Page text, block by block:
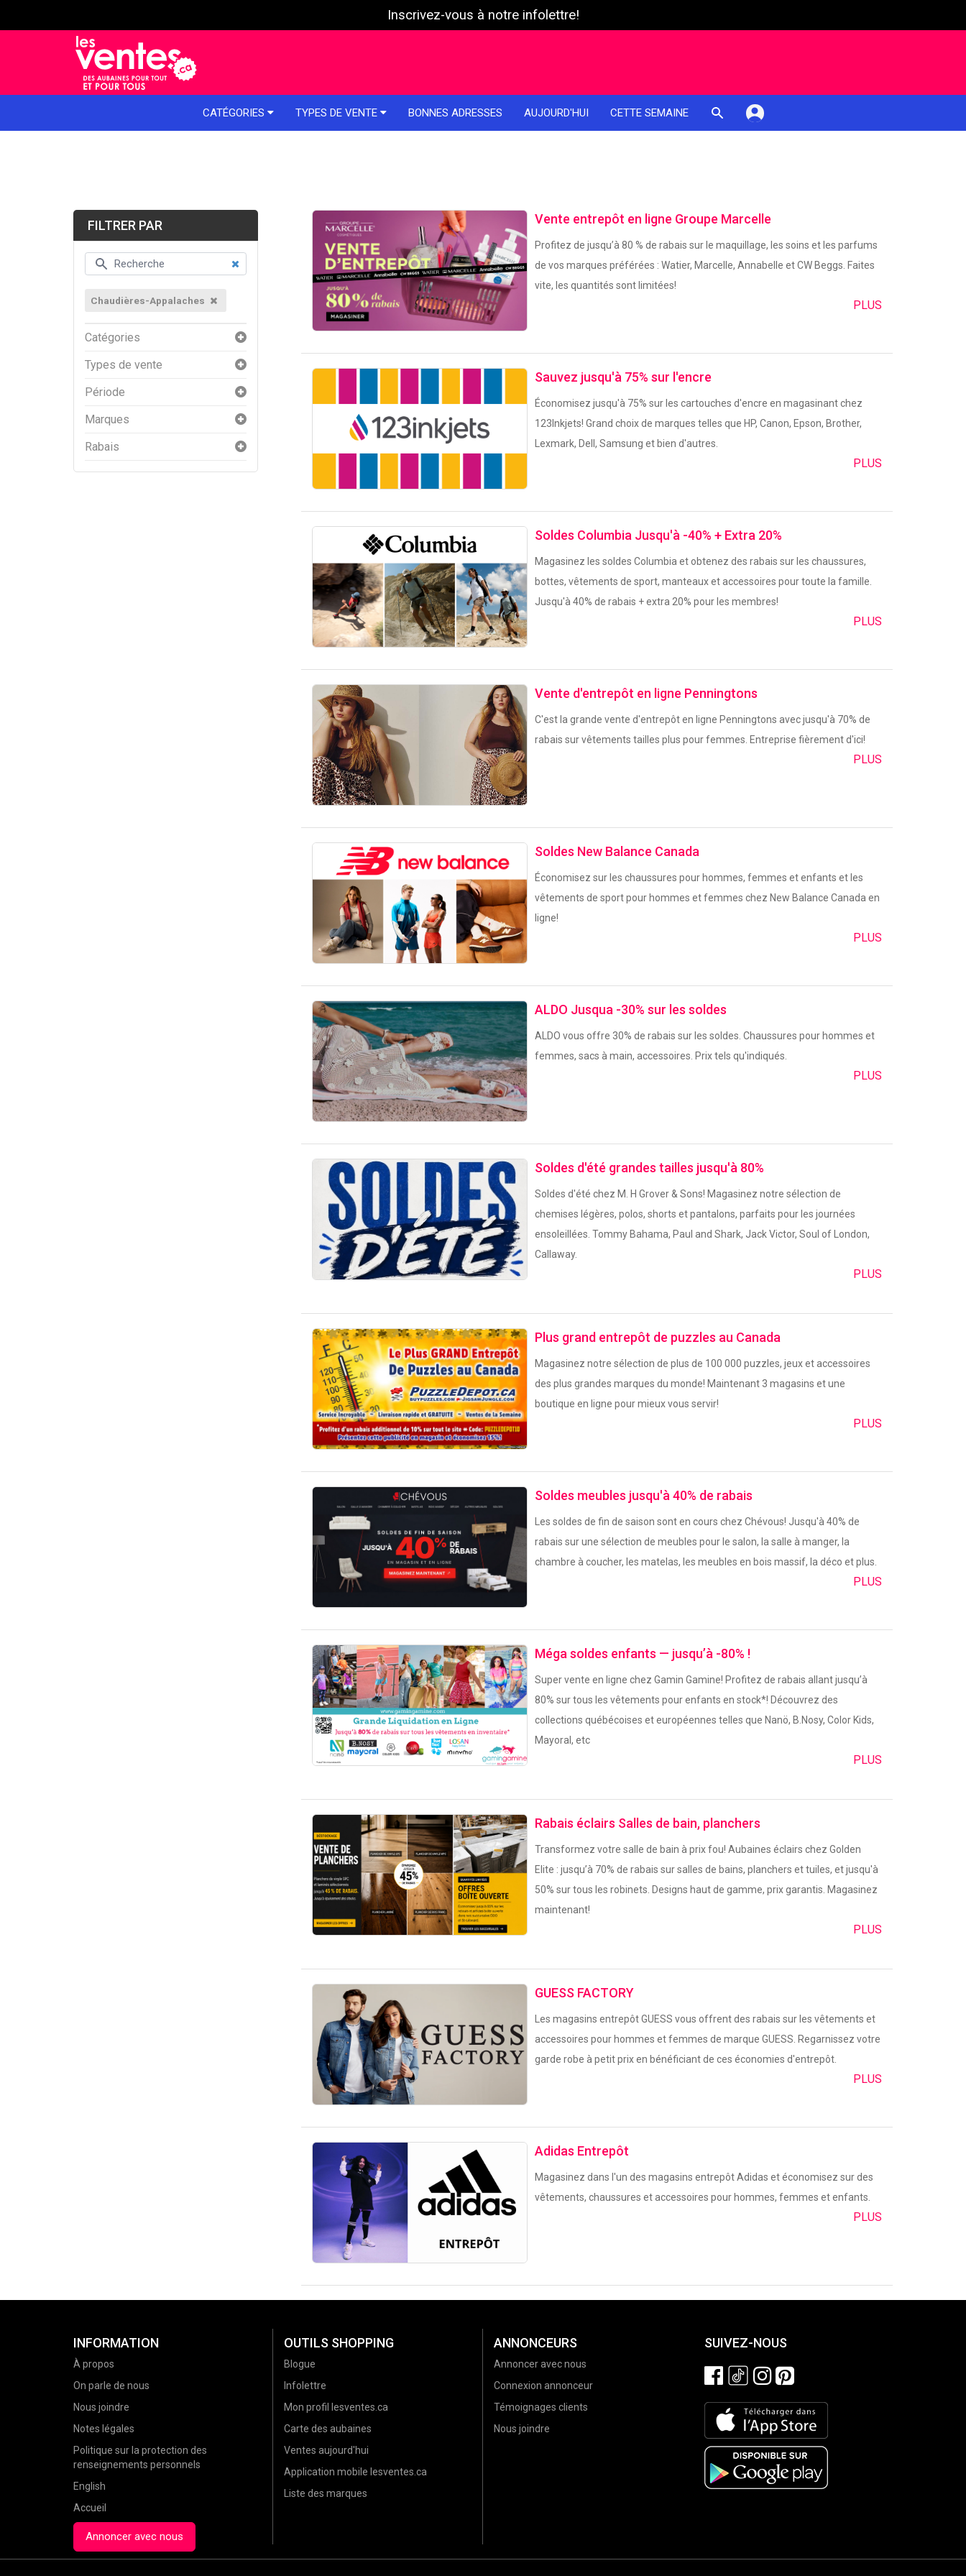
Inscrivez-vous à notre infolettre!
CATÉGORIES TYPES DE VENTE BONNES ADRESSES AUJOURD'HUI CETTE SEMAINE
FILTRER PAR
Chaudières-Appalaches
Catégories
Types de vente
Période
Marques
Rabais
Vente entrepôt en ligne Groupe Marcelle
Profitez de jusqu’à 80 % de rabais sur le maquillage, les soins et les parfums
de vos marques préférées : Watier, Marcelle, Annabelle et CW Beggs. Faites
vite, les quantités sont limitées!
PLUS
Sauvez jusqu'à 75% sur l'encre
Économisez jusqu'à 75% sur les cartouches d'encre en magasinant chez
123Inkjets! Grand choix de marques telles que HP, Canon, Epson, Brother,
Lexmark, Dell, Samsung et bien d'autres.
PLUS
Soldes Columbia Jusqu'à -40% + Extra 20%
Magasinez les soldes Columbia et obtenez des rabais sur les chaussures,
bottes, vêtements de sport, manteaux et accessoires pour toute la famille.
Jusqu'à 40% de rabais + extra 20% pour les membres!
PLUS
Vente d'entrepôt en ligne Penningtons
C'est la grande vente d'entrepôt en ligne Penningtons avec jusqu'à 70% de
rabais sur vêtements tailles plus pour femmes. Entreprise fièrement d'ici!
PLUS
Soldes New Balance Canada
Économisez sur les chaussures pour hommes, femmes et enfants et les
vêtements de sport pour hommes et femmes chez New Balance Canada en
ligne!
PLUS
ALDO Jusqua -30% sur les soldes
ALDO vous offre 30% de rabais sur les soldes. Chaussures pour hommes et
femmes, sacs à main, accessoires. Prix tels qu'indiqués.
PLUS
Soldes d'été grandes tailles jusqu'à 80%
Soldes d'été chez M. H Grover & Sons! Magasinez notre sélection de
chemises légères, polos, shorts et pantalons, parfaits pour les journées
ensoleillées. Tommy Bahama, Paul and Shark, Jack Victor, Soul of London,
Callaway.
PLUS
Plus grand entrepôt de puzzles au Canada
Magasinez notre sélection de plus de 100 000 puzzles, jeux et accessoires
des plus grandes marques du monde! Maintenant 3 magasins et une
boutique en ligne pour mieux vous servir!
PLUS
Soldes meubles jusqu'à 40% de rabais
Les soldes de fin de saison sont en cours chez Chévous! Jusqu'à 40% de
rabais sur une sélection de meubles pour le salon, la salle à manger, la
chambre à coucher, les matelas, les meubles en bois massif, la déco et plus.
PLUS
Méga soldes enfants — jusqu’à -80% !
Super vente en ligne chez Gamin Gamine! Profitez de rabais allant jusqu’à
80% sur tous les vêtements pour enfants en stock*! Découvrez des
collections québécoises et européennes telles que Nanö, B.Nosy, Color Kids,
Mayoral, etc
PLUS
Rabais éclairs Salles de bain, planchers
Transformez votre salle de bain à prix fou! Aubaines éclairs chez Golden
Elite : jusqu’à 70% de rabais sur salles de bains, planchers et tuiles, et jusqu'à
50% sur tous les robinets. Designs haut de gamme, prix garantis. Magasinez
maintenant!
PLUS
GUESS FACTORY
Les magasins entrepôt GUESS vous offrent des rabais sur les vêtements et
accessoires pour hommes et femmes de marque GUESS. Regarnissez votre
garde robe à petit prix en bénéficiant de ces économies d'entrepôt.
PLUS
Adidas Entrepôt
Magasinez dans l'un des magasins entrepôt Adidas et économisez sur des
vêtements, chaussures et accessoires pour hommes, femmes et enfants.
PLUS
INFORMATION
À propos
On parle de nous
Nous joindre
Notes légales
Politique sur la protection des
renseignements personnels
English
Accueil
Annoncer avec nous
OUTILS SHOPPING
Blogue
Infolettre
Mon profil lesventes.ca
Carte des aubaines
Ventes aujourd'hui
Application mobile lesventes.ca
Liste des marques
ANNONCEURS
Annoncer avec nous
Connexion annonceur
Témoignages clients
Nous joindre
SUIVEZ-NOUS